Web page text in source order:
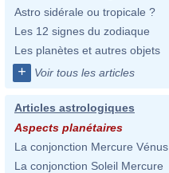
Astro sidérale ou tropicale ?
Les 12 signes du zodiaque
Les planètes et autres objets
+ Voir tous les articles
Articles astrologiques
Aspects planétaires
La conjonction Mercure Vénus
La conjonction Soleil Mercure